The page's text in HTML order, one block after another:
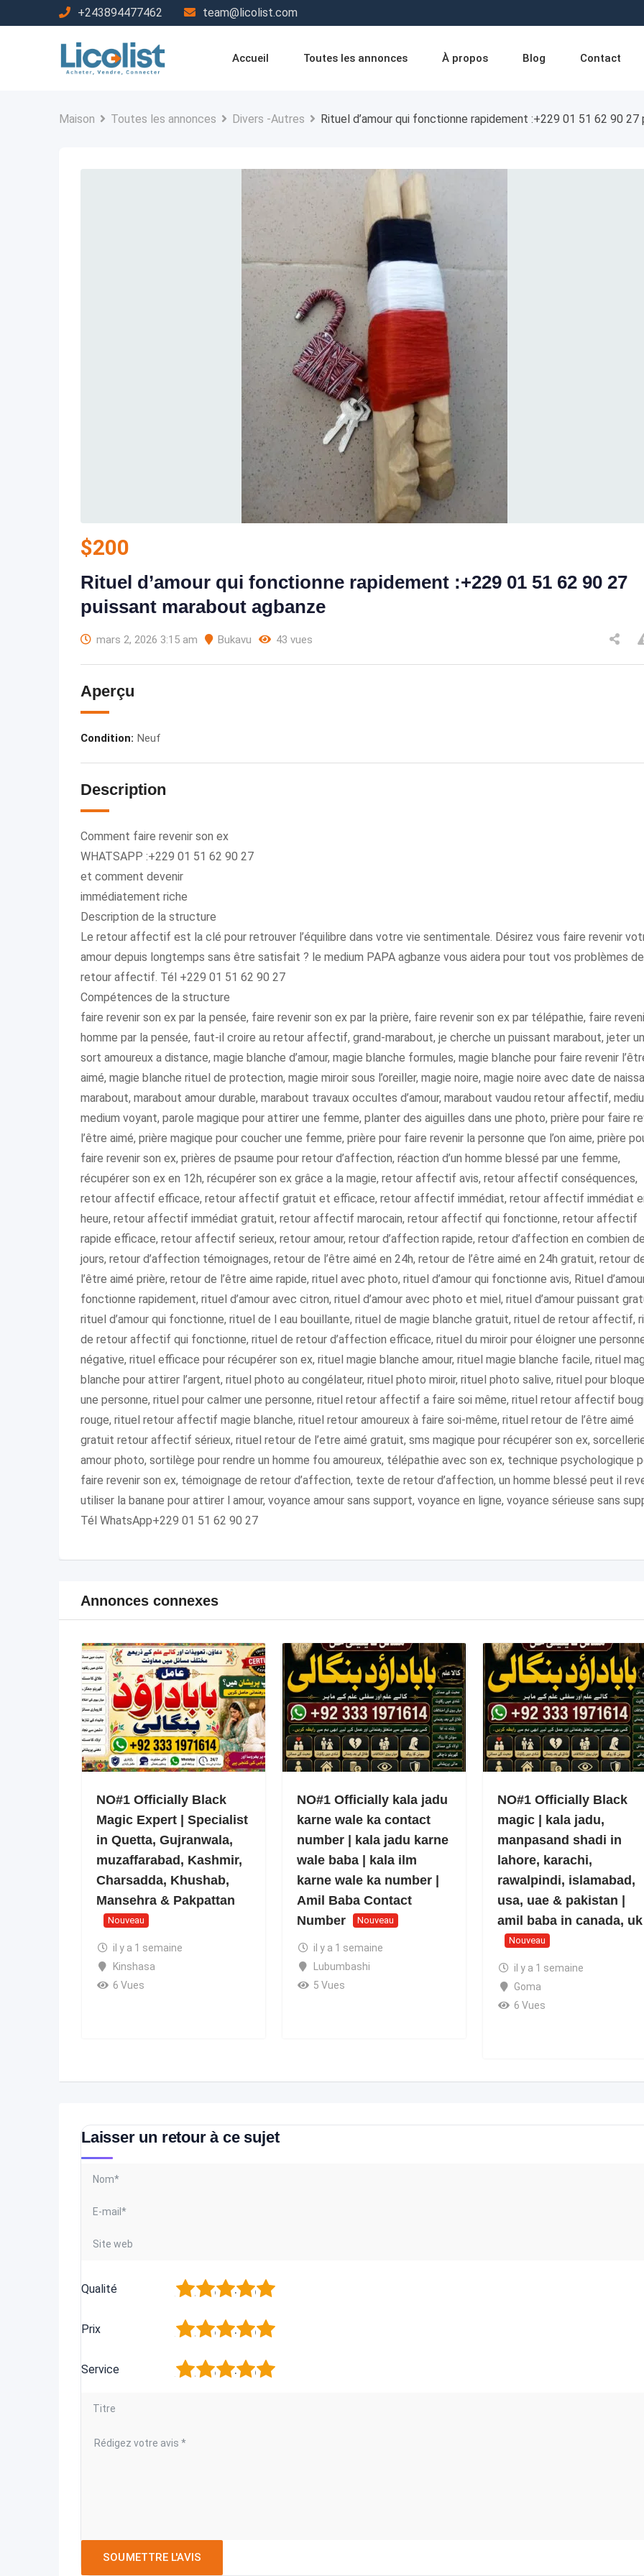
au
+243894477462 team@licolist.com
Accueil Toutes les annonces À propos Blog Contact
Maison Toutes les annonces Divers -Autres Rituel d’amour qui fonctionne rapidement :+229 01 51 62 90
$200
Rituel d’amour qui fonctionne rapidement :+229 01 51 62 90 27
puissant marabout agbanze
mars 2, 2026 3:15 am Bukavu 43 vues
Aperçu
Condition: Neuf
Description
Comment faire revenir son ex
WHATSAPP :+229 01 51 62 90 27
et comment devenir
immédiatement riche
Description de la structure
Le retour affectif est la clé pour retrouver l’équilibre dans votre vie sentimentale. Désirez vous faire revenir
amour depuis longtemps sans être satisfait ? le medium PAPA agbanze vous aidera pour tout vos problèmes de
retour affectif. Tél +229 01 51 62 90 27
Compétences de la structure
faire revenir son ex par la pensée, faire revenir son ex par la prière, faire revenir son ex par télépathie, faire
homme par la pensée, faut-il croire au retour affectif, grand-marabout, je cherche un puissant marabout, jeter un
sort amoureux a distance, magie blanche d’amour, magie blanche formules, magie blanche pour faire revenir
aimé, magie blanche rituel de protection, magie miroir sous l’oreiller, magie noire, magie noire avec date de
marabout, marabout amour durable, marabout travaux occultes d’amour, marabout vaudou retour affectif,
medium voyant, parole magique pour attirer une femme, planter des aiguilles dans une photo, prière pour faire
l’être aimé, prière magique pour coucher une femme, prière pour faire revenir la personne que l’on aime, prière
faire revenir son ex, prières de psaume pour retour d’affection, réaction d’un homme blessé par une femme,
récupérer son ex en 12h, récupérer son ex grâce a la magie, retour affectif avis, retour affectif conséquences,
retour affectif efficace, retour affectif gratuit et efficace, retour affectif immédiat, retour affectif immédiat
heure, retour affectif immédiat gratuit, retour affectif marocain, retour affectif qui fonctionne, retour affectif
rapide efficace, retour affectif serieux, retour amour, retour d’affection rapide, retour d’affection en combien
jours, retour d’affection témoignages, retour de l’être aimé en 24h, retour de l’être aimé en 24h gratuit, retour
l’être aimé prière, retour de l’être aime rapide, rituel avec photo, rituel d’amour qui fonctionne avis, Rituel
fonctionne rapidement, rituel d’amour avec citron, rituel d’amour avec photo et miel, rituel d’amour puissant
rituel d’amour qui fonctionne, rituel de l eau bouillante, rituel de magie blanche gratuit, rituel de retour affectif,
de retour affectif qui fonctionne, rituel de retour d’affection efficace, rituel du miroir pour éloigner une
négative, rituel efficace pour récupérer son ex, rituel magie blanche amour, rituel magie blanche facile, rituel
blanche pour attirer l’argent, rituel photo au congélateur, rituel photo miroir, rituel photo salive, rituel pour
une personne, rituel pour calmer une personne, rituel retour affectif a faire soi même, rituel retour affectif
rouge, rituel retour affectif magie blanche, rituel retour amoureux à faire soi-même, rituel retour de l’être aimé
gratuit retour affectif sérieux, rituel retour de l’etre aimé gratuit, sms magique pour récupérer son ex,
amour photo, sortilège pour rendre un homme fou amoureux, télépathie avec son ex, technique psychologique
faire revenir son ex, témoignage de retour d’affection, texte de retour d’affection, un homme blessé peut il
utiliser la banane pour attirer l amour, voyance amour sans support, voyance en ligne, voyance sérieuse sans
Tél WhatsApp+229 01 51 62 90 27
Annonces connexes
NO#1 Officially Black
Magic Expert | Specialist
in Quetta, Gujranwala,
muzaffarabad, Kashmir,
Charsadda, Khushab,
Mansehra & Pakpattan
Nouveau
il y a 1 semaine
Kinshasa
6 Vues
NO#1 Officially kala jadu
karne wale ka contact
number | kala jadu karne
wale baba | kala ilm
karne wale ka number |
Amil Baba Contact
Number
Nouveau
il y a 1 semaine
Lubumbashi
5 Vues
NO#1 Officially Black
magic | kala jadu,
manpasand shadi in
lahore, karachi,
rawalpindi, islamabad,
usa, uae & pakistan |
amil baba in canada, uk
Nouveau
il y a 1 semaine
Goma
6 Vues
Laisser un retour à ce sujet
Qualité 5
4
3
2
Prix 5
4
3
2
Service 5
4
3
2